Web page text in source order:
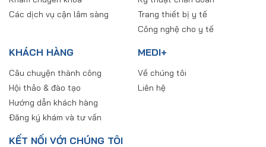
Các dịch vụ cận lâm sàng
Trang thiết bị y tế
Công nghệ cho y tế
KHÁCH HÀNG
Câu chuyện thành công
Hội thảo & đào tạo
Hướng dẫn khách hàng
Đăng ký khám và tư vấn
MEDI+
Về chúng tôi
Liên hệ
KẾT NỐI VỚI CHÚNG TÔI